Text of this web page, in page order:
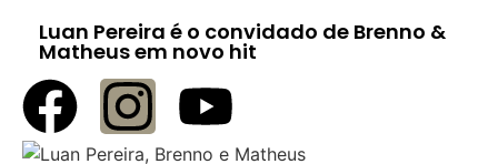
Luan Pereira é o convidado de Brenno &
Matheus em novo hit